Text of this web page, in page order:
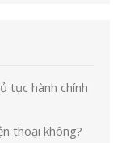
tục hành chính
thoại không?